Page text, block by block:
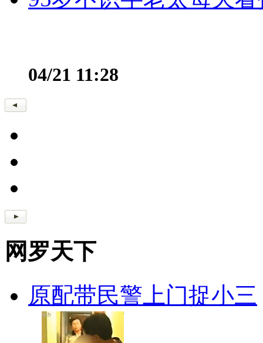
04/21 11:28
网罗天下
原配带民警上门捉小三